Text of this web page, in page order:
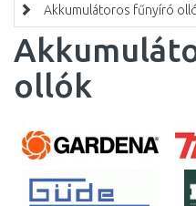
Akkumulátoros fűnyíró
ollók